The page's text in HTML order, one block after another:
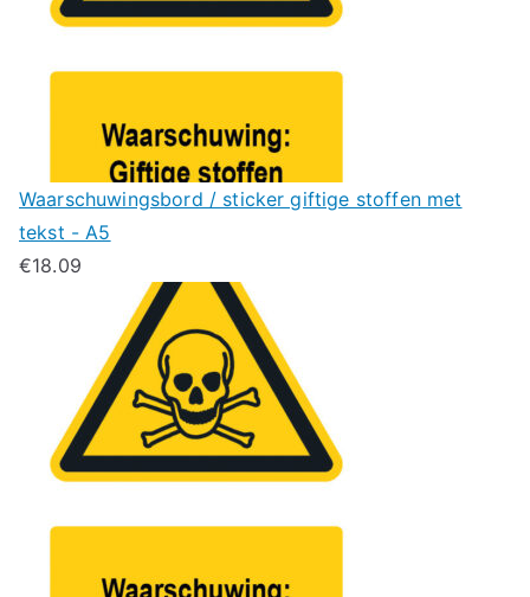
Waarschuwingsbord / sticker giftige stoffen met
tekst - A5
€18.09